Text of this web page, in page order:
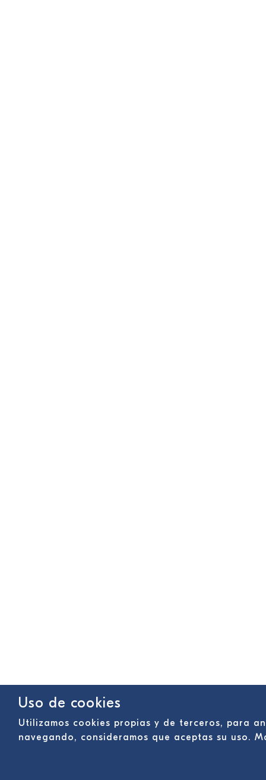
Uso de cookies
Utilizamos cookies propias y de terceros, para
navegando, consideramos que aceptas su uso.